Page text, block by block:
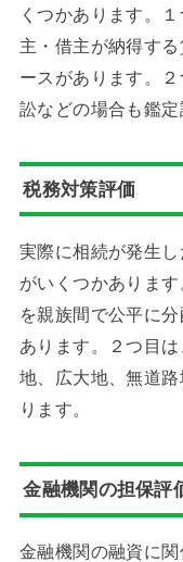
くつかあります。
主・借主が納得す
ースがあります。
訟などの場合も鑑定
税務対策評価
実際に相続が発生
がいくつかありま
を親族間で公平に
あります。２つ目
地、広大地、無道
ります。
金融機関の担保評
金融機関の融資に